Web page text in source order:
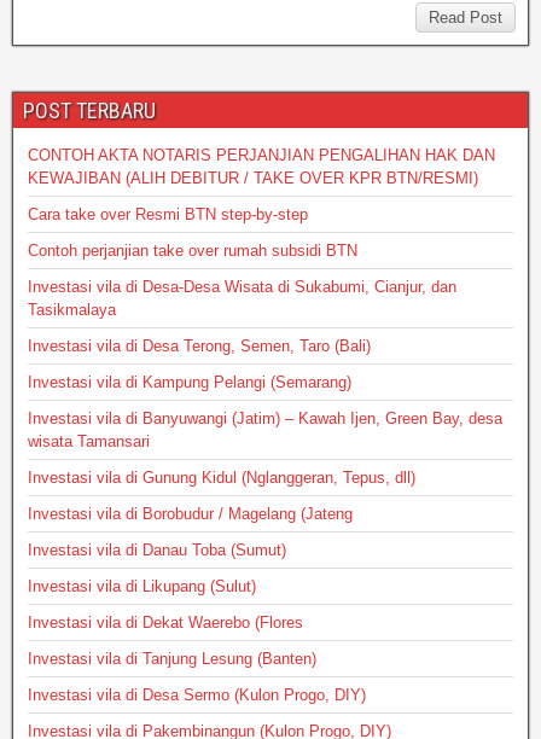
p
p
o
o
k
e
Read Post
POST TERBARU
CONTOH AKTA NOTARIS PERJANJIAN PENGALIHAN HAK DAN
KEWAJIBAN (ALIH DEBITUR / TAKE OVER KPR BTN/RESMI)
Cara take over Resmi BTN step-by-step
Contoh perjanjian take over rumah subsidi BTN
Investasi vila di Desa-Desa Wisata di Sukabumi, Cianjur, dan
Tasikmalaya
Investasi vila di Desa Terong, Semen, Taro (Bali)
Investasi vila di Kampung Pelangi (Semarang)
Investasi vila di Banyuwangi (Jatim) – Kawah Ijen, Green Bay, desa
wisata Tamansari
Investasi vila di Gunung Kidul (Nglanggeran, Tepus, dll)
Investasi vila di Borobudur / Magelang (Jateng
Investasi vila di Danau Toba (Sumut)
Investasi vila di Likupang (Sulut)
Investasi vila di Dekat Waerebo (Flores
Investasi vila di Tanjung Lesung (Banten)
Investasi vila di Desa Sermo (Kulon Progo, DIY)
Investasi vila di Pakembinangun (Kulon Progo, DIY)